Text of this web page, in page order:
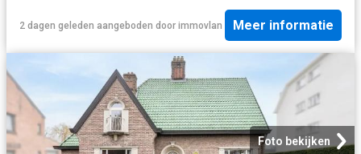
2 dagen geleden aangeboden door immovlan Meer informatie
Foto bekijken